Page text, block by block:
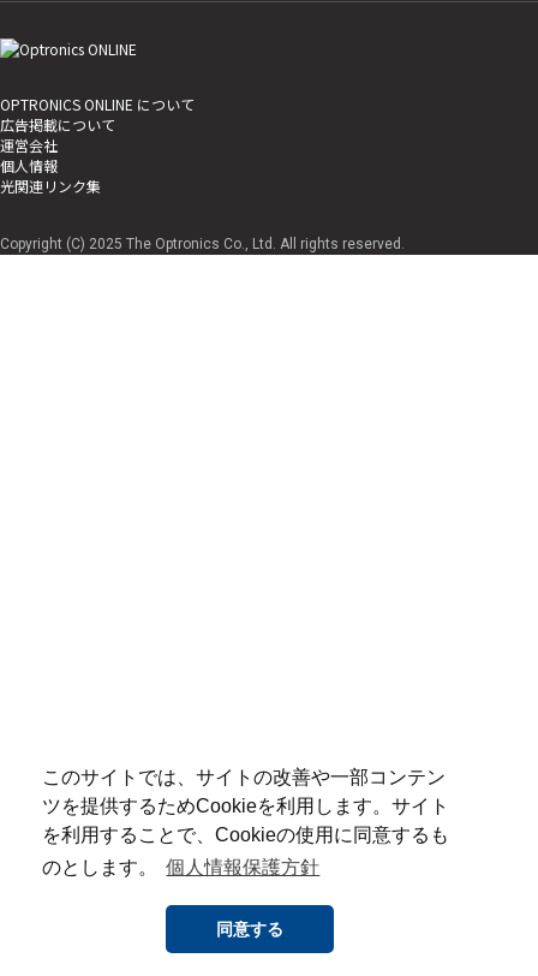
このサイトでは、サイトの改善や一部コンテン
ツを提供するためCookieを利用します。サイト
を利用することで、Cookieの使用に同意するも
のとします。
個人情報保護方針
同意する
OPTRONICS ONLINE について
広告掲載について
運営会社
個人情報
光関連リンク集
Copyright (C) 2025 The Optronics Co., Ltd. All rights reserved.